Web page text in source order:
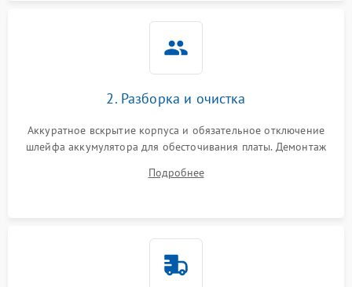
2000 ₽
Проблемы Wi‑Fi или
2500 ₽
2. Разборка и очистка
Аккуратное вскрытие корпуса и обязательное отключение
шлейфа аккумулятора для обесточивания платы. Демонтаж
высохшей термопасты с кристаллов чипов.
Подробнее